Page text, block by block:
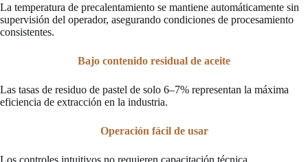
La temperatura de precalentamiento se mantiene automáticamente sin
supervisión del operador, asegurando condiciones de procesamiento
consistentes.
Bajo contenido residual de aceite
Las tasas de residuo de pastel de solo 6–7% representan la máxima
eficiencia de extracción en la industria.
Operación fácil de usar
Los controles intuitivos no requieren capacitación técnica